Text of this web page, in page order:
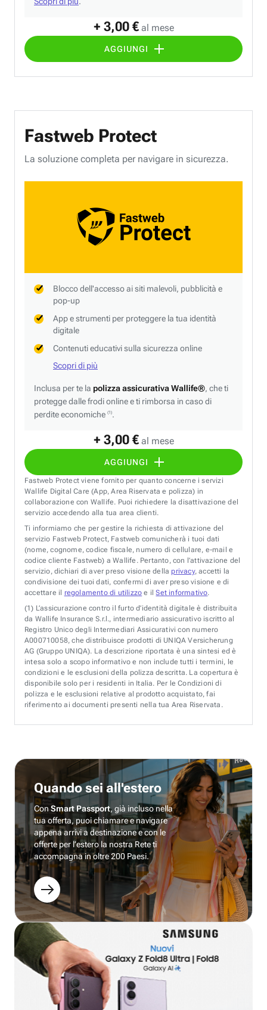
+ 3,00 € al mese
AGGIUNGI
Fastweb Protect
+ 3,00 € al mese
AGGIUNGI
La soluzione completa per navigare in sicurezza.
Blocco dell'accesso ai siti malevoli, pubblicità e
pop-up
App e strumenti per proteggere la tua identità
digitale
Contenuti educativi sulla sicurezza online
Scopri di più
Inclusa per te la polizza assicurativa Wallife®, che ti
protegge dalle frodi online e ti rimborsa in caso di
perdite economiche (1).
Fastweb Protect viene fornito per quanto concerne i servizi
Wallife Digital Care (App, Area Riservata e polizza) in
collaborazione con Wallife. Puoi richiedere la disattivazione del
servizio accedendo alla tua area clienti.
Ti informiamo che per gestire la richiesta di attivazione del
servizio Fastweb Protect, Fastweb comunicherà i tuoi dati
(nome, cognome, codice fiscale, numero di cellulare, e-mail e
codice cliente Fastweb) a Wallife. Pertanto, con l’attivazione del
servizio, dichiari di aver preso visione della privacy, accetti la
condivisione dei tuoi dati, confermi di aver preso visione e di
accettare il regolamento di utilizzo e ilSet informativo.
(1) L’assicurazione contro il furto d’identità digitale è distribuita
da Wallife Insurance S.r.l., intermediario assicurativo iscritto al
Registro Unico degli Intermediari Assicurativi con numero
A000710058, che distribuisce prodotti di UNIQA Versicherung
AG (Gruppo UNIQA). La descrizione riportata è una sintesi ed è
intesa solo a scopo informativo e non include tutti i termini, le
condizioni e le esclusioni della polizza descritta. La copertura è
disponibile solo per i residenti in Italia. Per le Condizioni di
polizza e le esclusioni relative al prodotto acquistato, fai
riferimento ai documenti presenti nella tua Area Riservata.
Quando sei all'estero
ConSmart Passport, già incluso nella
tua offerta, puoi chiamare e navigare
appena arrivi a destinazione e con le
offerte per l’estero la nostra Rete ti
accompagna in oltre 200 Paesi.